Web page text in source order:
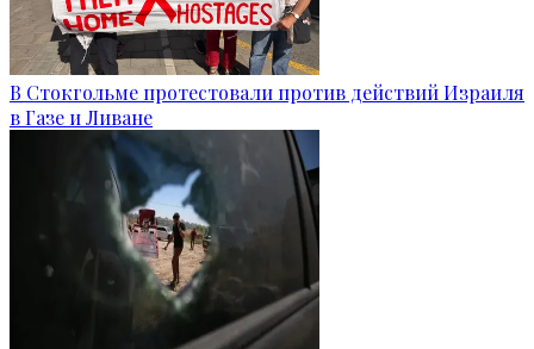
В Стокгольме протестовали против действий Израиля
в Газе и Ливане